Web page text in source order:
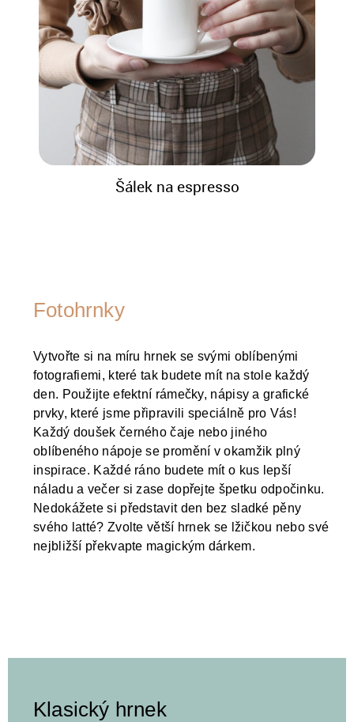
Šálek na espresso
Fotohrnky
Vytvořte si na míru hrnek se svými oblíbenými
fotografiemi, které tak budete mít na stole každý
den. Použijte efektní rámečky, nápisy a grafické
prvky, které jsme připravili speciálně pro Vás!
Každý doušek černého čaje nebo jiného
oblíbeného nápoje se promění v okamžik plný
inspirace. Každé ráno budete mít o kus lepší
náladu a večer si zase dopřejte špetku odpočinku.
Nedokážete si představit den bez sladké pěny
svého latté? Zvolte větší hrnek se lžičkou nebo své
nejbližší překvapte magickým dárkem.
Klasický hrnek